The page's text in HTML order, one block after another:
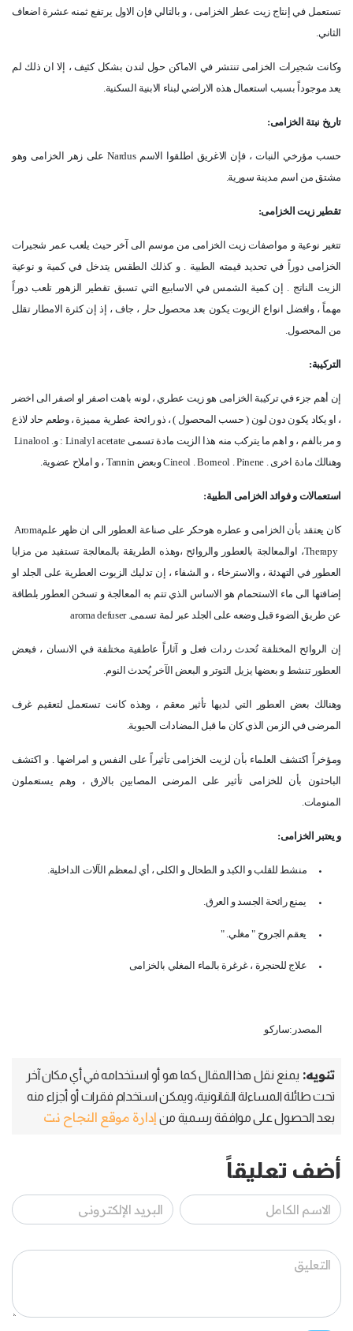
تستعمل في إنتاج زيت عطر الخزامى ، و بالتالي فإن الاول يرتفع ثمنه عشرة اضعاف
الثاني.
وكانت شجيرات الخزامى تنتشر في الاماكن حول لندن بشكل كثيف ، إلا ان ذلك لم
يعد موجوداً بسبب استعمال هذه الاراضي لبناء الابنية السكنية.
تاريخ نبتة الخزامى:
حسب مؤرخي النبات ، فإن الاغريق اطلقوا الاسم Nardus على زهر الخزامى وهو
مشتق من اسم مدينة سورية.
تقطير زيت الخزامى:
تتغير نوعية و مواصفات زيت الخزامى من موسم الى آخر حيث يلعب عمر شجيرات
الخزامى دوراً في تحديد قيمته الطبية . و كذلك الطقس يتدخل في كمية و نوعية
الزيت الناتج . إن كمية الشمس في الاسابيع التي تسبق تقطير الزهور تلعب دوراً
مهماً ، وافضل انواع الزيوت يكون بعد محصول حار ، جاف ، إذ إن كثرة الامطار تقلل
من المحصول.
التركيبة:
إن أهم جزء في تركيبة الخزامى هو زيت عطري ، لونه باهت اصفر او اصفر الى اخضر
، او يكاد يكون دون لون ( حسب المحصول ) ، ذو رائحة عطرية مميزة ، وطعم حاد لاذع
و مر بالفم ، و اهم ما يتركب منه هذا الزيت مادة تسمى : Linalyl acetateوLinalool .
وهنالك مادة اخرىCineol . Borneol . Pinene .وبعض Tannin ، و املاح عضوية.
استعمالات و فوائد الخزامى الطبية:
كان يعتقد بأن الخزامى و عطره هوحكر على صناعة العطور الى ان ظهر علمAroma
Therapy، اوالمعالجة بالعطور والروائح ،وهذه الطريقة بالمعالجة تستفيد من مزايا
العطور في التهدئة ، والاسترخاء ، و الشفاء ، إن تدليك الزيوت العطرية على الجلد او
إضافتها الى ماء الاستحمام هو الاساس الذي تتم به المعالجة و تسخن العطور بلطافة
عن طريق الضوء قبل وضعه على الجلد عبر لمة تسمىaroma defuser .
إن الروائح المختلفة تُحدث ردات فعل و آثاراً عاطفية مختلفة في الانسان ، فبعض
العطور تنشط و بعضها يزيل التوتر و البعض الآخر يُحدث النوم.
وهنالك بعض العطور التي لديها تأثير معقم ، وهذه كانت تستعمل لتعقيم غرف
المرضى في الزمن الذي كان ما قبل المضادات الحيوية.
ومؤخراً اكتشف العلماء بأن لزيت الخزامى تأثيراً على النفس و امراضها . و اكتشف
الباحثون بأن للخزامى تأثير على المرضى المصابين بالارق ، وهم يستعملون
المنومات.
و يعتبر الخزامى:
• منشط للقلب و الكبد و الطحال و الكلى ، أي لمعظم الآلات الداخلية.
• يمنع رائحة الجسد و العرق.
• يعقم الجروح " مغلي " .
• علاج للحنجرة ، غرغرة بالماء المغلي بالخزامى
المصدر:ساركو
تنويه: يمنع نقل هذا المقال كما هو أو استخدامه في أي مكان آخر
تحت طائلة المساءلة القانونية، ويمكن استخدام فقرات أو أجزاء منه
بعد الحصول على موافقة رسمية من إدارة موقع النجاح نت
أضف تعليقاً